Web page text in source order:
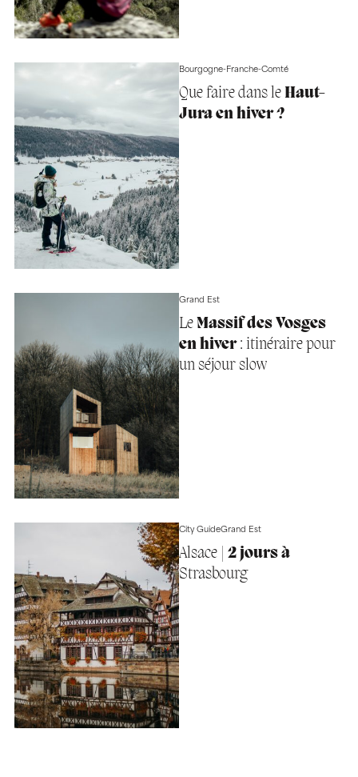
Bourgogne-Franche-Comté
Que faire dans leHaut-
Jura en hiver ?
Grand Est
LeMassif des Vosges
en hiver: itinéraire pour
un séjour slow
City GuideGrand Est
Alsace | 2 jours à
Strasbourg